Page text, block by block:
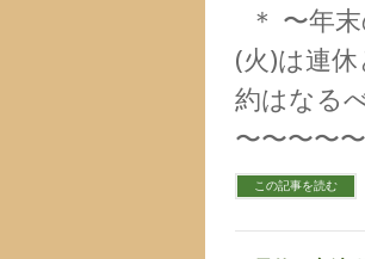
＊ 〜年
(火)は連
約はなる
〜〜〜〜
この記事を読む